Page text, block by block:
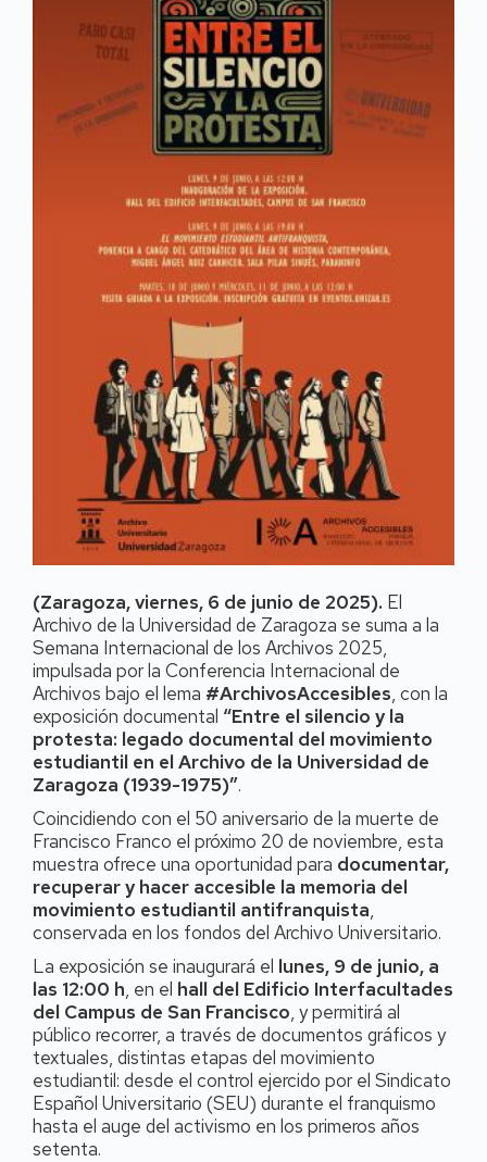
(Zaragoza, viernes, 6 de junio de 2025). El
Archivo de la Universidad de Zaragoza se suma a la
Semana Internacional de los Archivos 2025,
impulsada por la Conferencia Internacional de
Archivos bajo el lema #ArchivosAccesibles, con la
exposición documental “Entre el silencio y la
protesta: legado documental del movimiento
estudiantil en el Archivo de la Universidad de
Zaragoza (1939-1975)”.
Coincidiendo con el 50 aniversario de la muerte de
Francisco Franco el próximo 20 de noviembre, esta
muestra ofrece una oportunidad para documentar,
recuperar y hacer accesible la memoria del
movimiento estudiantil antifranquista,
conservada en los fondos del Archivo Universitario.
La exposición se inaugurará el lunes, 9 de junio, a
las 12:00 h, en el hall del Edificio Interfacultades
del Campus de San Francisco, y permitirá al
público recorrer, a través de documentos gráficos y
textuales, distintas etapas del movimiento
estudiantil: desde el control ejercido por el Sindicato
Español Universitario (SEU) durante el franquismo
hasta el auge del activismo en los primeros años
setenta.